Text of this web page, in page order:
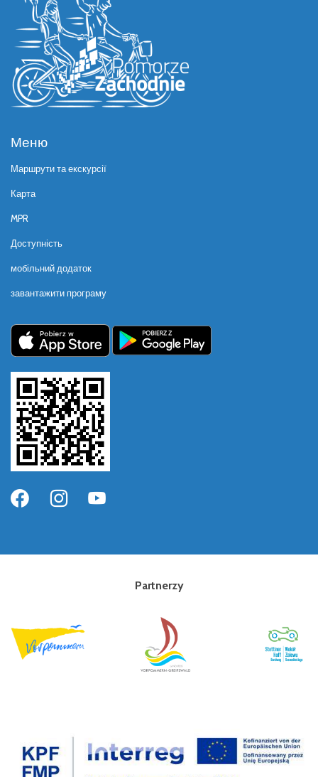
Меню
Маршрути та екскурсії
Карта
MPR
Доступність
мобільний додаток
завантажити програму
Partnerzy